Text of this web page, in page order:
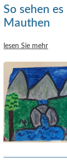
So sehen
Mauthen
lesen Sie mehr